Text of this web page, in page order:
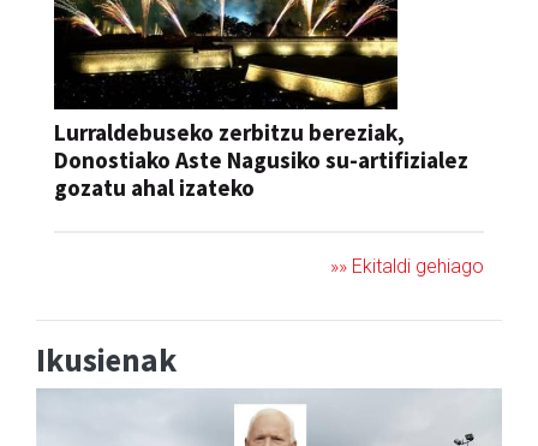
Lurraldebuseko zerbitzu bereziak,
Donostiako Aste Nagusiko su-artifizialez
gozatu ahal izateko
»» Ekitaldi gehiago
Ikusienak